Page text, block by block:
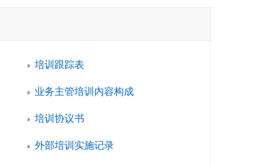
培训跟踪表
业务主管培训内容构成
培训协议书
外部培训实施记录